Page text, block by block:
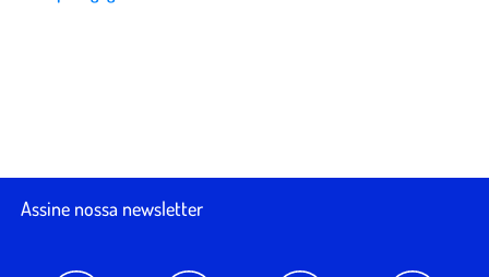
Assine nossa newsletter